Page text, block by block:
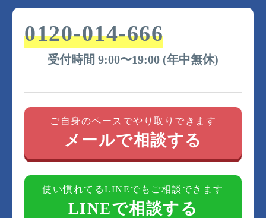
0120-014-666
受付時間 9:00〜19:00 (年中無休)
ご自身のペースでやり取りできます
メールで相談する
使い慣れてるLINEでもご相談できます
LINEで相談する